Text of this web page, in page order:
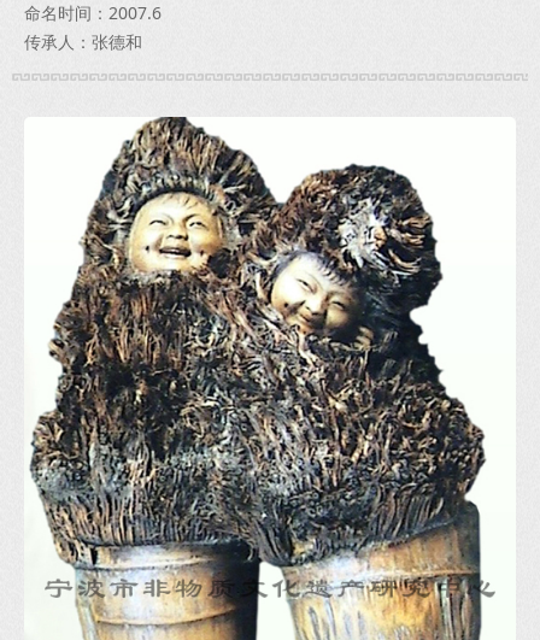
命名时间：2007.6
传承人：张德和